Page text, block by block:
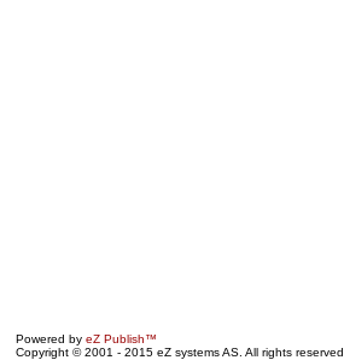
Powered by eZ Publish™
Copyright © 2001 - 2015 eZ systems AS. All rights reserved.